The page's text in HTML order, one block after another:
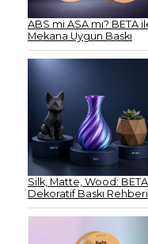
ABS mi ASA mı? BETA
Mekana Uygun Baskı
Silk, Matte, Wood:
Dekoratif Baskı Rehberi